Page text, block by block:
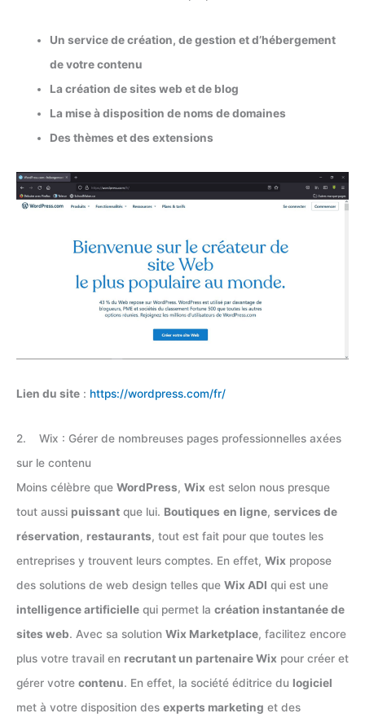
Un service de création, de gestion et d’hébergement
de votre contenu
La création de sites web et de blog
La mise à disposition de noms de domaines
Des thèmes et des extensions
Lien du site : https://wordpress.com/fr/
2. Wix : Gérer de nombreuses pages professionnelles axées
sur le contenu
Moins célèbre que WordPress, Wix est selon nous presque
tout aussi puissant que lui. Boutiques en ligne, services de
réservation, restaurants, tout est fait pour que toutes les
entreprises y trouvent leurs comptes. En effet, Wix propose
des solutions de web design telles que Wix ADI qui est une
intelligence artificielle qui permet la création instantanée de
sites web. Avec sa solution Wix Marketplace, facilitez encore
plus votre travail en recrutant un partenaire Wix pour créer et
gérer votre contenu. En effet, la société éditrice du logiciel
met à votre disposition des experts marketing et des